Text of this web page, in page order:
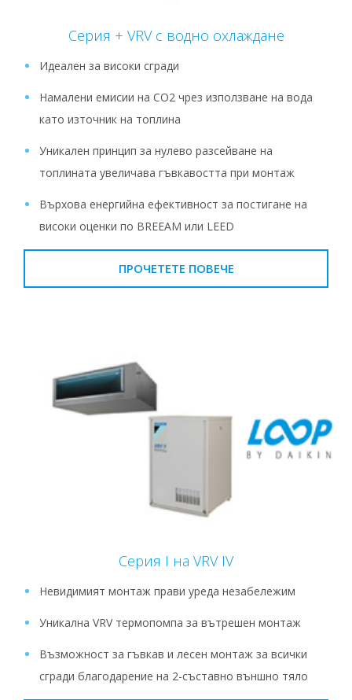
Серия + VRV с водно охлаждане
Идеален за високи сгради
Намалени емисии на CO2 чрез използване на вода
като източник на топлина
Уникален принцип за нулево разсейване на
топлината увеличава гъвкавостта при монтаж
Върхова енергийна ефективност за постигане на
високи оценки по BREEAM или LEED
ПРОЧЕТЕТЕ ПОВЕЧЕ
Серия I на VRV IV
Невидимият монтаж прави уреда незабележим
Уникална VRV термопомпа за вътрешен монтаж
Възможност за гъвкав и лесен монтаж за всички
сгради благодарение на 2-съставно външно тяло